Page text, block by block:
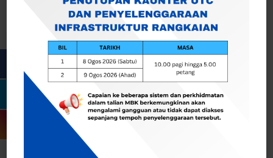
Togol Penapis
Showing 0 result